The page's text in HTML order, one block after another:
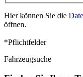
Hier können Sie die
öffnen.
*Pflichtfelder
Fahrzeugsuche